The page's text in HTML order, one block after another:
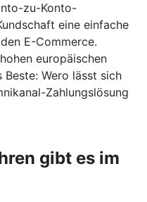
zu-Konto-
eine einfache
E-Commerce.
europäischen
Wero lässt sich
Zahlungslösung
gibt es im